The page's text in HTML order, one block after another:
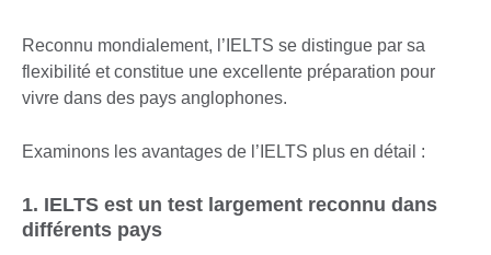
Reconnu mondialement, l’IELTS se distingue par sa
flexibilité et constitue une excellente préparation pour
vivre dans des pays anglophones.
Examinons les avantages de l’IELTS plus en détail :
1. IELTS est un test largement reconnu dans
différents pays